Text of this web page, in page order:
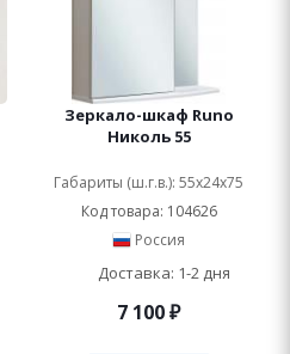
Зеркало-шкаф Runo
Николь 55
Габариты (ш.г.в.): 55x24x75
Код товара: 104626
Россия
Доставка: 1-2 дня
7 100₽